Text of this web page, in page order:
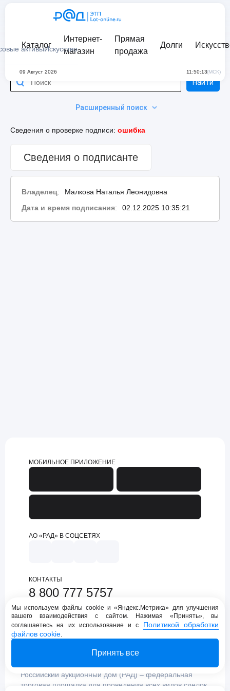
активыИскусство
Каталог
Интернет-
магазин
Прямая
продажа
Долги
09 Август 2026 11:50:13(МСК)
Расширенный поиск
Найти
Сведения о проверке подписи: ошибка
Сведения о подписанте
Владелец:
Малкова Наталья Леонидовна
Дата и время подписания: 02.12.2025 10:35:21
МОБИЛЬНОЕ ПРИЛОЖЕНИЕ
АО «РАД» В СОЦСЕТЯХ
КОНТАКТЫ
8 800 777 5757
support@lot-online.ru
Техническая поддержка
Российский аукционный дом (РАД) – федеральная
торговая площадка для проведения всех видов сделок
Мы используем файлы cookie и «Яндекс.Метрика» для улучшения
вашего взаимодействия с сайтом. Нажимая «Принять», вы
соглашаетесь на их использование и с Политикой обработки
файлов cookie.
Принять все